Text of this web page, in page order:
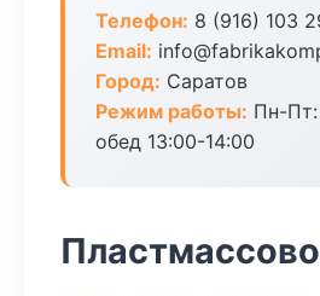
Телефон: 8 (916) 103
Email:
Город: Саратов
Режим работы: Пн-Пт:
обед 13:00-14:00